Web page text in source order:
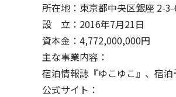
所在地：東京都中央区銀座 2-
設 立：2016年7月21日
資本金：4,772,000,000円
主な事業内容：
宿泊情報誌『ゆこゆこ』、宿
公式サイト：